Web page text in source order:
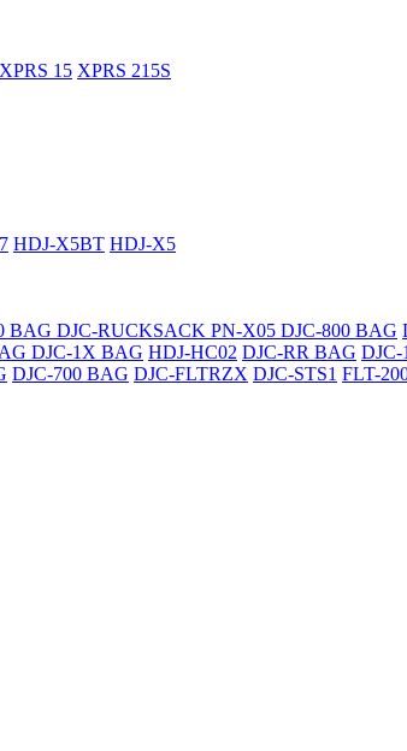
XPRS 15 XPRS 215S
HDJ-X5BT HDJ-X5
BAG DJC-RUCKSACK PN-X05 DJC-800 BAG
DJC-1X BAG HDJ-HC02 DJC-RR BAG DJC-
DJC-700 BAG DJC-FLTRZX DJC-STS1 FLT-